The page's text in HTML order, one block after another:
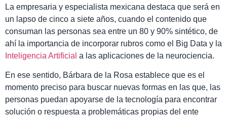
La empresaria y especialista mexicana destaca que será en
un lapso de cinco a siete años, cuando el contenido que
consuman las personas sea entre un 80 y 90% sintético, de
ahí la importancia de incorporar rubros como el Big Data y la
Inteligencia Artificial a las aplicaciones de la neurociencia.
En ese sentido, Bárbara de la Rosa establece que es el
momento preciso para buscar nuevas formas en las que, las
personas puedan apoyarse de la tecnología para encontrar
solución o respuesta a problemáticas propias del ente